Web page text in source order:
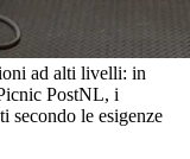
ad alti livelli: in
PostNL, i
secondo le esigenze